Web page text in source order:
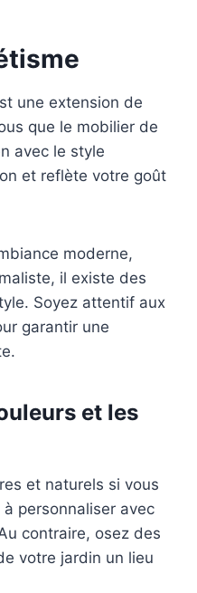
une extension de
que le mobilier de
avec le style
et reflète votre goût
moderne,
il existe des
Soyez attentif aux
garantir une
et les
et naturels si vous
personnaliser avec
contraire, osez des
votre jardin un lieu